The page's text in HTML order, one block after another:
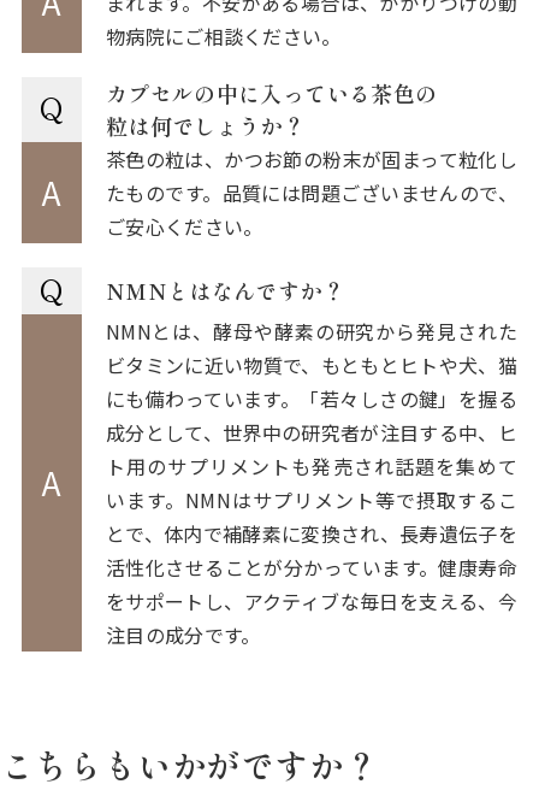
物病院にご相談ください。
Q
カプセルの中に入っている茶色の
粒は何でしょうか？
A
茶色の粒は、かつお節の粉末が固まって粒化し
たものです。品質には問題ございませんので、
ご安心ください。
Q NMNとはなんですか？
A
NMNとは、酵母や酵素の研究から発見された
ビタミンに近い物質で、もともとヒトや犬、猫
にも備わっています。「若々しさの鍵」を握る
成分として、世界中の研究者が注目する中、ヒ
ト用のサプリメントも発売され話題を集めて
います。NMNはサプリメント等で摂取するこ
とで、体内で補酵素に変換され、長寿遺伝子を
活性化させることが分かっています。健康寿命
をサポートし、アクティブな毎日を支える、今
注目の成分です。
こちらもいかがですか？